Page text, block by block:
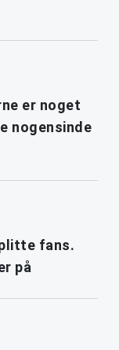
er noget
nogensinde
fans.
på